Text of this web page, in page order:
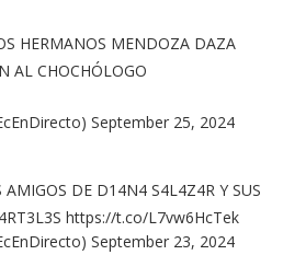
HERMANOS MENDOZA DAZA
AL CHOCHÓLOGO
September 25, 2024
AMIGOS DE D14N4 S4L4Z4R Y SUS
https://t.co/L7vw6HcTek
September 23, 2024